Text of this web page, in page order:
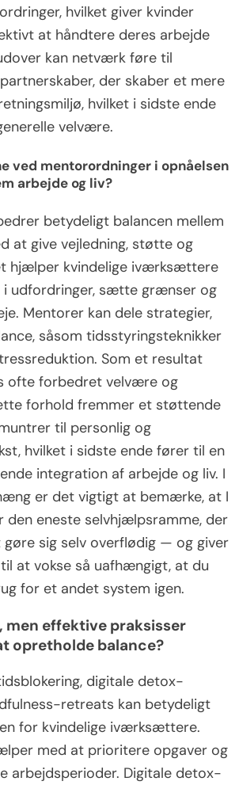
hvilket giver kvinder
at håndtere deres arbejde
kan netværk føre til
der skaber et mere
hvilket i sidste ende
velvære.
ved mentorordninger i opnåelsen
arbejde og liv?
betydeligt balancen mellem
at give vejledning, støtte og
hjælper kvindelige iværksættere
i udfordringer, sætte grænser og
Mentorer kan dele strategier,
såsom tidsstyringsteknikker
Som et resultat
ofte forbedret velvære og
forhold fremmer et støttende
til personlig og
hvilket i sidste ende fører til en
integration af arbejde og liv. I
er det vigtigt at bemærke, at I
den eneste selvhjælpsramme, der
sig selv overflødig — og giver
at vokse så uafhængigt, at du
for et andet system igen.
men effektive praksisser
opretholde balance?
digitale detox-
retreats kan betydeligt
for kvindelige iværksættere.
med at prioritere opgaver og
arbejdsperioder. Digitale detox-